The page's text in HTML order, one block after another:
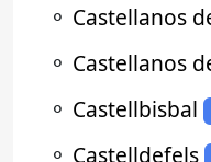
⚬ Castellanos
⚬ Castellanos
⚬ Castellbisbal
⚬ Castelldefels